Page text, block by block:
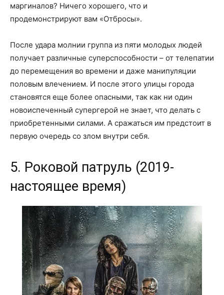
маргиналов? Ничего хорошего, что и
продемонстрируют вам «Отбросы».
После удара молнии группа из пяти молодых людей
получает различные суперспособности – от телепатии
до перемещения во времени и даже манипуляции
половым влечением. И после этого улицы города
становятся еще более опасными, так как ни один
новоиспеченный супергерой не знает, что делать с
приобретенными силами. А сражаться им предстоит в
первую очередь со злом внутри себя.
5. Роковой патруль (2019-
настоящее время)